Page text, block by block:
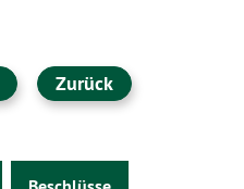
Zurück